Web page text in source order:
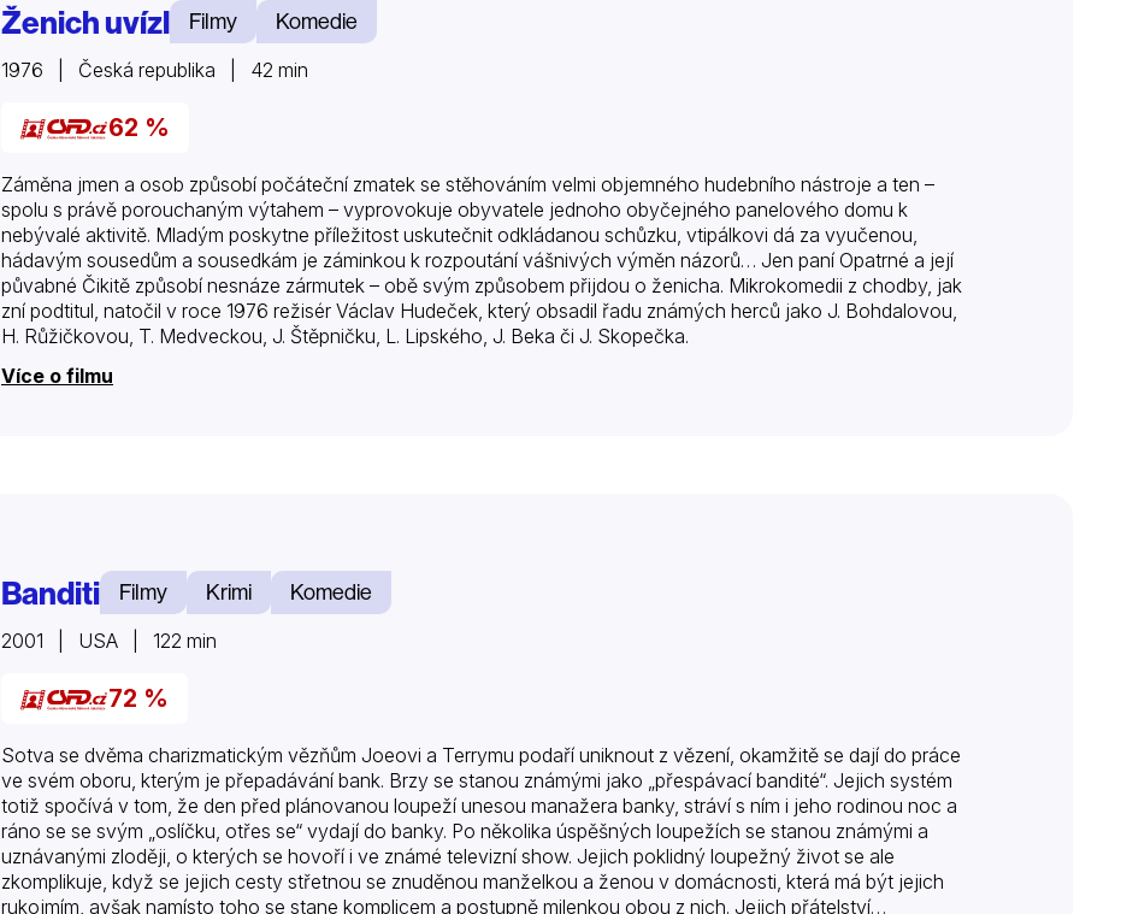
Ženich uvízl Filmy Komedie
1976 | Česká republika | 42 min
62 %
Záměna jmen a osob způsobí počáteční zmatek se stěhováním velmi objemného hudebního nástroje a ten –
spolu s právě porouchaným výtahem – vyprovokuje obyvatele jednoho obyčejného panelového domu k
nebývalé aktivitě. Mladým poskytne příležitost uskutečnit odkládanou schůzku, vtipálkovi dá za vyučenou,
hádavým sousedům a sousedkám je záminkou k rozpoutání vášnivých výměn názorů… Jen paní Opatrné a její
půvabné Čikitě způsobí nesnáze zármutek – obě svým způsobem přijdou o ženicha. Mikrokomedii z chodby, jak
zní podtitul, natočil v roce 1976 režisér Václav Hudeček, který obsadil řadu známých herců jako J. Bohdalovou,
H. Růžičkovou, T. Medveckou, J. Štěpničku, L. Lipského, J. Beka či J. Skopečka.
Více o filmu
Banditi Filmy Krimi Komedie
2001 | USA | 122 min
72 %
Sotva se dvěma charizmatickým vězňům Joeovi a Terrymu podaří uniknout z vězení, okamžitě se dají do práce
ve svém oboru, kterým je přepadávání bank. Brzy se stanou známými jako „přespávací bandité“. Jejich systém
totiž spočívá v tom, že den před plánovanou loupeží unesou manažera banky, stráví s ním i jeho rodinou noc a
ráno se se svým „oslíčku, otřes se“ vydají do banky. Po několika úspěšných loupežích se stanou známými a
uznávanými zloději, o kterých se hovoří i ve známé televizní show. Jejich poklidný loupežný život se ale
zkomplikuje, když se jejich cesty střetnou se znuděnou manželkou a ženou v domácnosti, která má být jejich
rukojmím, avšak namísto toho se stane komplicem a postupně milenkou obou z nich. Jejich přátelství…